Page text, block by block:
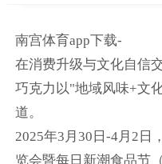
南宫体育app下载-
在消费升级与文化自信
巧克力以"地域风味+文
道。
2025年3月30日-4月2日
览会暨每日新潮食品节